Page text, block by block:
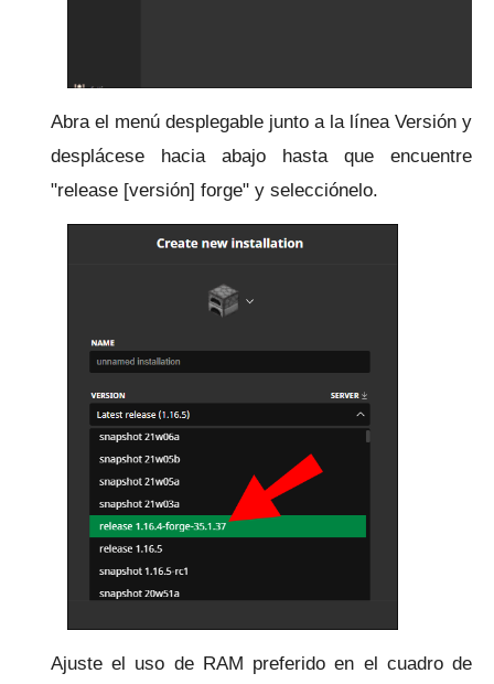
Abra el menú desplegable junto a la línea Versión y
desplácese hacia abajo hasta que encuentre
"release [versión] forge" y selecciónelo.
Ajuste el uso de RAM preferido en el cuadro de